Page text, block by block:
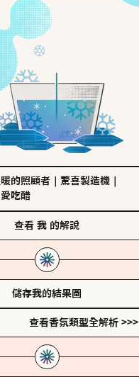
的照顧者 驚喜製造機
愛吃醋
查看 我 的解說
儲存我的結果圖
查看香氛類型全解析 >>>